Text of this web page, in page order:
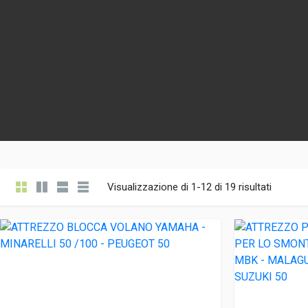
Visualizzazione di 1-12 di 19 risultati